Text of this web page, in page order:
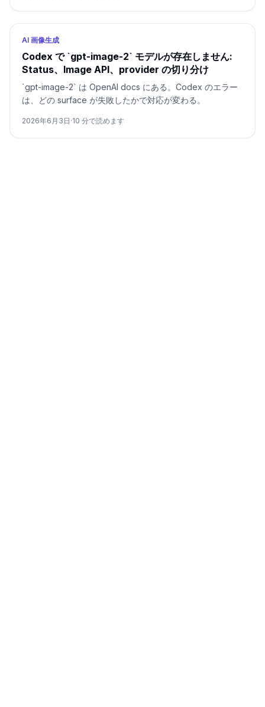
AI 画像生成
Codex で `gpt-image-2` モデルが存在しません:
Status、Image API、provider の切り分け
`gpt-image-2` は OpenAI docs にある。Codex のエラー
は、どの surface が失敗したかで対応が変わる。
2026年6月3日 ·10 分で読めます